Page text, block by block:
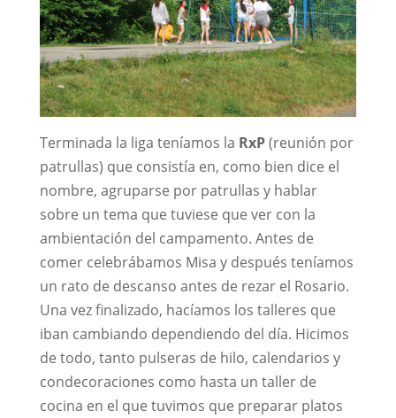
Terminada la liga teníamos la RxP(reunión por
patrullas) que consistía en, como bien dice el
nombre, agruparse por patrullas y hablar
sobre un tema que tuviese que ver con la
ambientación del campamento. Antes de
comer celebrábamos Misa y después teníamos
un rato de descanso antes de rezar el Rosario.
Una vez finalizado, hacíamos los talleres que
iban cambiando dependiendo del día. Hicimos
de todo, tanto pulseras de hilo, calendarios y
condecoraciones como hasta un taller de
cocina en el que tuvimos que preparar platos